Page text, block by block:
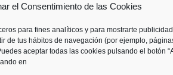
el Consentimiento de las Cookies
para fines analíticos y para mostrarte
de tus hábitos de navegación (por ejemplo,
aceptar todas las cookies pulsando el botón
en